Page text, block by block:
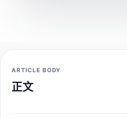
ARTICLE BODY
正文